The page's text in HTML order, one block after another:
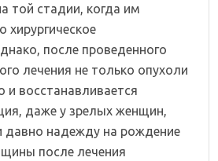
той стадии, когда им
хирургическое
после проведенного
лечения не только опухоли
и восстанавливается
даже у зрелых женщин,
давно надежду на рождение
после лечения